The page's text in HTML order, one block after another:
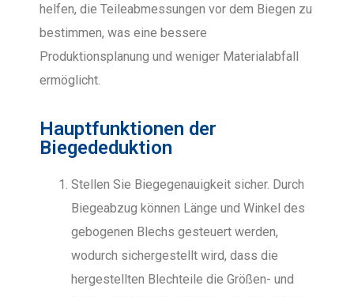
helfen, die Teileabmessungen vor dem Biegen zu
bestimmen, was eine bessere
Produktionsplanung und weniger Materialabfall
ermöglicht.
Hauptfunktionen der
Biegededuktion
Stellen Sie Biegegenauigkeit sicher. Durch
Biegeabzug können Länge und Winkel des
gebogenen Blechs gesteuert werden,
wodurch sichergestellt wird, dass die
hergestellten Blechteile die Größen- und